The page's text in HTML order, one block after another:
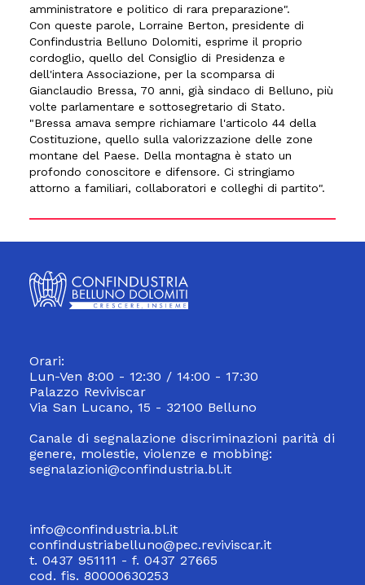
amministratore e politico di rara preparazione".
Con queste parole, Lorraine Berton, presidente di
Confindustria Belluno Dolomiti, esprime il proprio
cordoglio, quello del Consiglio di Presidenza e
dell'intera Associazione, per la scomparsa di
Gianclaudio Bressa, 70 anni, già sindaco di Belluno, più
volte parlamentare e sottosegretario di Stato.
"Bressa amava sempre richiamare l'articolo 44 della
Costituzione, quello sulla valorizzazione delle zone
montane del Paese. Della montagna è stato un
profondo conoscitore e difensore. Ci stringiamo
attorno a familiari, collaboratori e colleghi di partito".
Orari:
Lun-Ven 8:00 - 12:30 / 14:00 - 17:30
Palazzo Reviviscar
Via San Lucano, 15 - 32100 Belluno
Canale di segnalazione discriminazioni parità di
genere, molestie, violenze e mobbing:
segnalazioni@confindustria.bl.it
info@confindustria.bl.it
confindustriabelluno@pec.reviviscar.it
t. 0437 951111 - f. 0437 27665
cod. fis. 80000630253